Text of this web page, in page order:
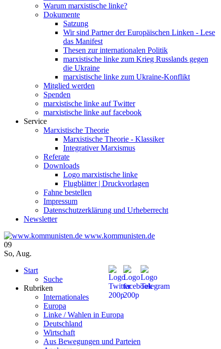
Warum marxistische linke?
Dokumente
Satzung
Wir sind Partner der Europäischen Linken - Lese
das Manifest
Thesen zur internationalen Politik
marxistische linke zum Krieg Russlands gegen
die Ukraine
marxistische linke zum Ukraine-Konflikt
Mitglied werden
Spenden
marxistische linke auf Twitter
marxistische linke auf facebook
Service
Marxistische Theorie
Marxistische Theorie - Klassiker
Integrativer Marxismus
Referate
Downloads
Logo marxistische linke
Flugblätter | Druckvorlagen
Fahne bestellen
Impressum
Datenschutzerklärung und Urheberrecht
Newsletter
www.kommunisten.de
09
So, Aug.
Start
Suche
Rubriken
Internationales
Europa
Linke / Wahlen in Europa
Deutschland
Wirtschaft
Aus Bewegungen und Parteien